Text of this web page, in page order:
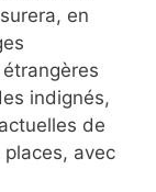
en
indignés,
de
avec